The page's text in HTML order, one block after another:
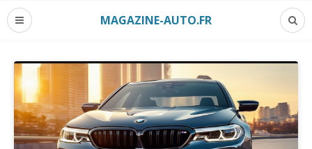
MAGAZINE-AUTO.FR